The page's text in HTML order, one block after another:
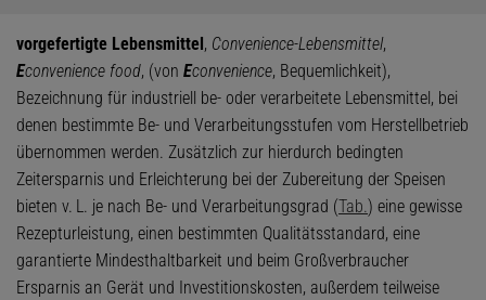
vorgefertigte Lebensmittel, Convenience-Lebensmittel,
Econvenience food, (von Econvenience, Bequemlichkeit),
Bezeichnung für industriell be- oder verarbeitete Lebensmittel, bei
denen bestimmte Be- und Verarbeitungsstufen vom Herstellbetrieb
übernommen werden. Zusätzlich zur hierdurch bedingten
Zeitersparnis und Erleichterung bei der Zubereitung der Speisen
bieten v. L. je nach Be- und Verarbeitungsgrad (Tab.) eine gewisse
Rezepturleistung, einen bestimmten Qualitätsstandard, eine
garantierte Mindesthaltbarkeit und beim Großverbraucher
Ersparnis an Gerät und Investitionskosten, außerdem teilweise